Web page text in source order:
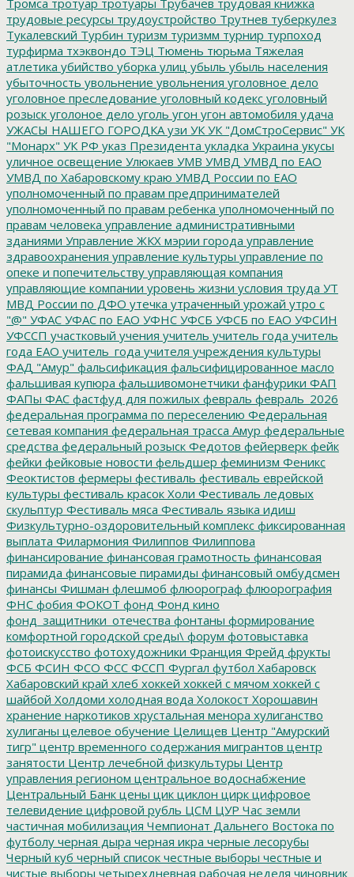
трудовые ресурсы трудоустройство Трутнев туберкулез
Тукалевский Турбин туризм туризмм турнир турпоход
турфирма тхэквондо ТЭЦ Тюмень тюрьма Тяжелая
атлетика убийство уборка улиц убыль убыль населения
убыточность увольнение увольнения уголовное дело
уголовное преследование уголовный кодекс уголовный
розыск уголоное дело уголь угон угон автомобиля удача
УЖАСЫ НАШЕГО ГОРОДКА узи УК УК "ДомСтроСервис" УК
"Монарх" УК РФ указ Президента укладка Украина укусы
уличное освещение Улюкаев УМВ УМВД УМВД по ЕАО
УМВД по Хабаровскому краю УМВД России по ЕАО
уполномоченный по правам предпринимателей
уполномоченный по правам ребенка уполномоченный по
правам человека управление административными
зданиями Управление ЖКХ мэрии города управление
здравоохранения управление культуры управление по
опеке и попечительству управляющая компания
управляющие компании уровень жизни условия труда УТ
МВД России по ДФО утечка утраченный урожай утро с
"@" УФАС УФАС по ЕАО УФНС УФСБ УФСБ по ЕАО УФСИН
УФССП участковый учения учитель учитель года учитель
года ЕАО учитель_года учителя учреждения культуры
ФАД "Амур" фальсификация фальсифицированное масло
фальшивая купюра фальшивомонетчики фанфурики ФАП
ФАПы ФАС фастфуд для пожилых февраль февраль_2026
федеральная программа по переселению Федеральная
сетевая компания федеральная трасса Амур федеральные
средства федеральный розыск Федотов фейерверк фейк
фейки фейковые новости фельдшер феминизм Феникс
Феоктистов фермеры фестиваль фестиваль еврейской
культуры фестиваль красок Холи Фестиваль ледовых
скульптур Фестиваль мяса Фестиваль языка идиш
Физкультурно-оздоровительный комплекс фиксированная
выплата Филармония Филиппов Филиппова
финансирование финансовая грамотность финансовая
пирамида финансовые пирамиды финансовый омбудсмен
финансы Фишман флешмоб флюорограф флюорография
ФНС фобия ФОКОТ фонд Фонд кино
фонд_защитники_отечества фонтаны формирование
комфортной городской среды\ форум фотовыставка
фотоискусство фотохудожники Франция Фрейд фрукты
ФСБ ФСИН ФСО ФСС ФССП Фургал футбол Хабаровск
Хабаровский край хлеб хоккей хоккей с мячом хоккей с
шайбой Холдоми холодная вода Холокост Хорошавин
хранение наркотиков хрустальная менора хулиганство
хулиганы целевое обучение Целищев Центр "Амурский
тигр" центр временного содержания мигрантов центр
занятости Центр лечебной физкультуры Центр
управления регионом центральное водоснабжение
Центральный Банк цены цик циклон цирк цифровое
телевидение цифровой рубль ЦСМ ЦУР Час земли
частичная мобилизация Чемпионат Дальнего Востока по
футболу черная дыра черная икра черные лесорубы
Черный куб черный список честные выборы честные и
чистые выборы четырехдневная рабочая неделя чиновник